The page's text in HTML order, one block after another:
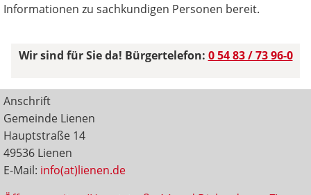
Informationen zu sachkundigen Personen bereit.
Wir sind für Sie da! Bürgertelefon: 0 54 83 / 73 96-0
Anschrift
Gemeinde Lienen
Hauptstraße 14
49536 Lienen
E-Mail: info(at)lienen.de